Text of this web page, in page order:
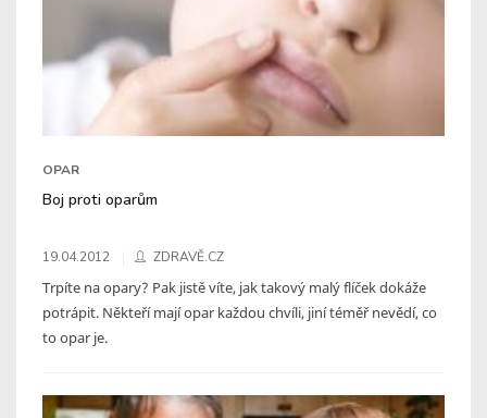
OPAR
Boj proti oparům
19.04.2012 ZDRAVĚ.CZ
Trpíte na opary? Pak jistě víte, jak takový malý flíček dokáže
potrápit. Někteří mají opar každou chvíli, jiní téměř nevědí, co
to opar je.